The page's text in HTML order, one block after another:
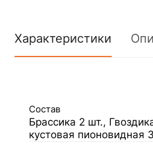
Характеристики
Состав
Брассика 2 шт.,
кустовая пионовидная